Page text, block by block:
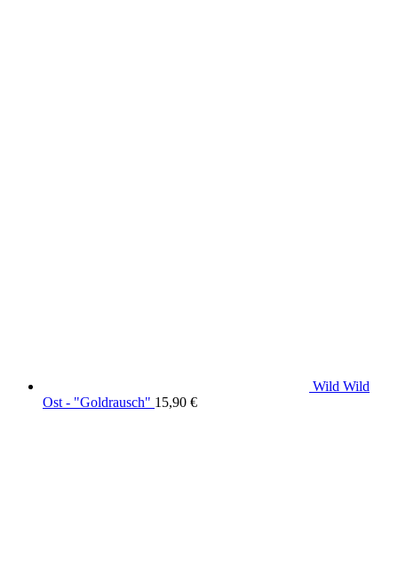
Wild Wild
Ost - "Goldrausch" 15,90 €